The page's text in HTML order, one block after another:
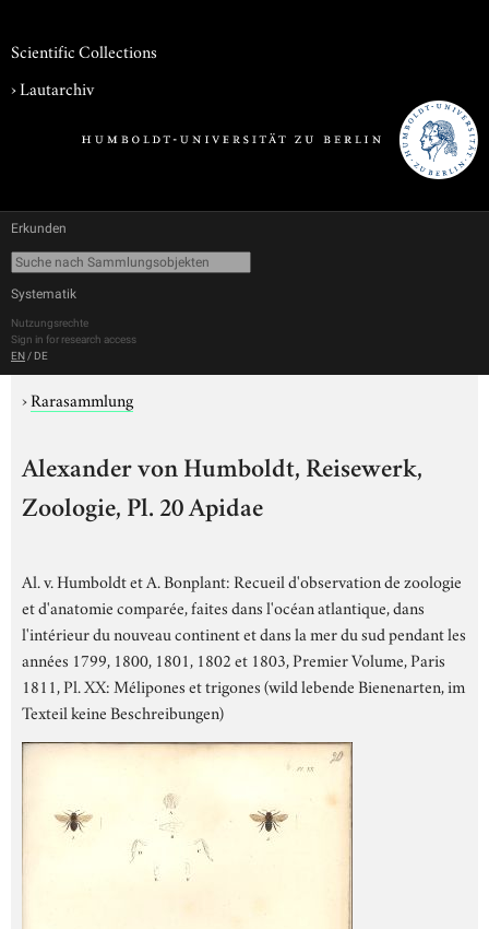
Scientific Collections
›Lautarchiv
Erkunden
Systematik
Nutzungsrechte
Sign in for research access
EN / DE
›Rarasammlung
Alexander von Humboldt, Reisewerk,
Zoologie, Pl. 20 Apidae
Al. v. Humboldt et A. Bonplant: Recueil d'observation de zoologie
et d'anatomie comparée, faites dans l'océan atlantique, dans
l'intérieur du nouveau continent et dans la mer du sud pendant les
années 1799, 1800, 1801, 1802 et 1803, Premier Volume, Paris
1811, Pl. XX: Mélipones et trigones (wild lebende Bienenarten, im
Texteil keine Beschreibungen)